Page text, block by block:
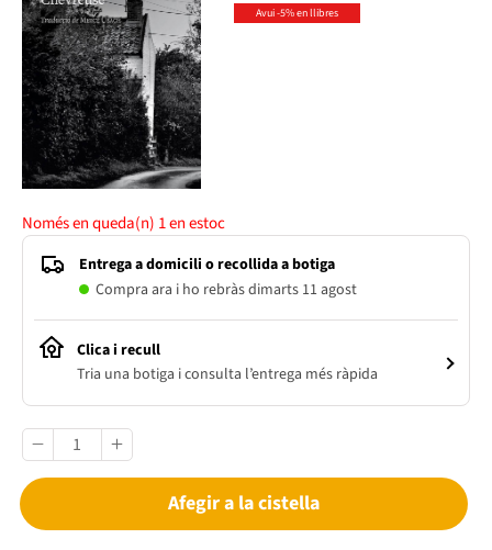
Avui -5% en llibres
Només en queda(n) 1en estoc
Entrega a domicili o recollida a botiga
Compra ara i ho rebràs dimarts 11 agost
Clica i recull
Tria una botiga i consulta l’entrega més ràpida
Afegir a la cistella